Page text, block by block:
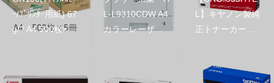
ｰ/ﾌﾟﾘﾝﾀｰ用紙) 67
g/? A4 500枚×...
L-L9310CDW A4
カラーレーザ...
L】キヤノン製純
正トナーカー...